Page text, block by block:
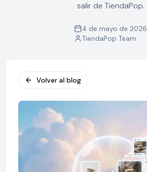
salir de TiendaPop.
4 de mayo de 2026
TiendaPop Team
Volver al blog